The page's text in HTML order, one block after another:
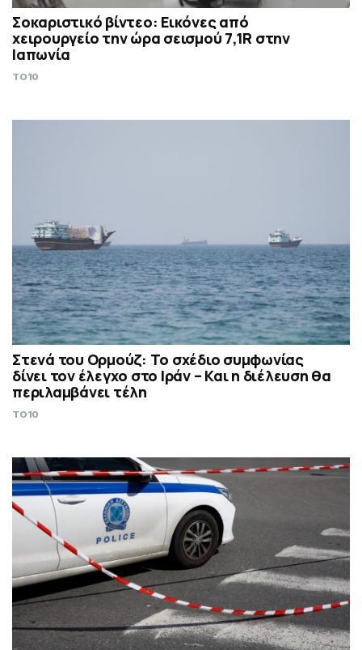
Σοκαριστικό βίντεο: Εικόνες από
χειρουργείο την ώρα σεισμού 7,1R στην
Ιαπωνία
TO10
Στενά του Ορμούζ: Το σχέδιο συμφωνίας
δίνει τον έλεγχο στο Ιράν – Και η διέλευση θα
περιλαμβάνει τέλη
TO10